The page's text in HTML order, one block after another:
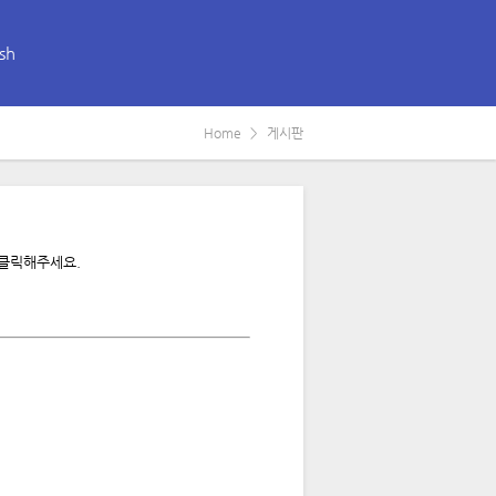
Home 게시판
릭해주세요.